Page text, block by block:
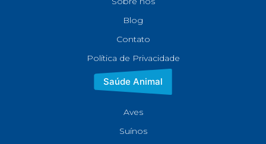
Blog
Contato
Política de Privacidade
Saúde Animal
Aves
Suínos